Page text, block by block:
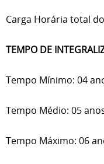
Carga Horária total
TEMPO DE
Tempo Mínimo: 04
Tempo Médio: 05
Tempo Máximo: 06